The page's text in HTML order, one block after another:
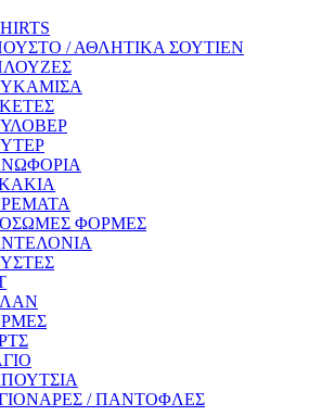
/ ΑΘΛΗΤΙΚΑ ΣΟΥΤΙΕΝ
ΦΟΡΜΕΣ
/ ΠΑΝΤΟΦΛΕΣ